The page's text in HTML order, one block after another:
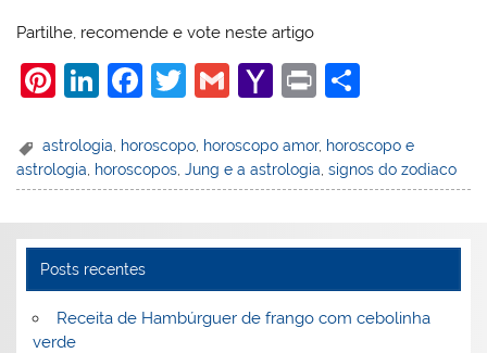
Partilhe, recomende e vote neste artigo
Pi
er
e
st
Li
k
e
n
F
c
e
o
o
k
T
itt
er
G
ai
l
Y
h
o
M
ai
l
Pr
t
ar
e
astrologia, horoscopo, horoscopo amor, horoscopo e
astrologia
horoscopos ,Jung e a astrologia ,signos do zodiaco
Posts recentes
Receita de Hambúrguer de frango com cebolinha
verde